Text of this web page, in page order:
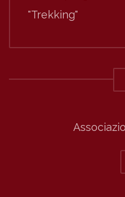
"Trekking"